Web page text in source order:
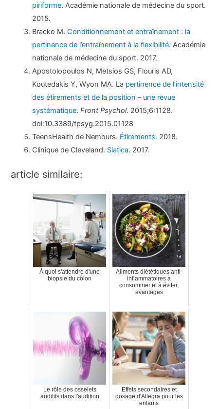
piriforme. Académie nationale de médecine du sport.
2015.
Bracko M.Conditionnement et entraînement : la
pertinence de l’entraînement à la flexibilité. Académie
nationale de médecine du sport. 2017.
Apostolopoulos N, Metsios GS, Flouris AD,
Koutedakis Y, Wyon MA. La pertinence de l’intensité
des étirements et de la position – une revue
systématique.Front Psychol. 2015;6:1128.
doi:10.3389/fpsyg.2015.01128
TeensHealth de Nemours. Étirements. 2018.
Clinique de Cleveland. Siatica. 2017.
article similaire:
À quoi s'attendre d'une
biopsie du côlon
Aliments diététiques anti-
inflammatoires à
consommer et à éviter,
avantages
Le rôle des osselets
auditifs dans l'audition
Effets secondaires et
dosage d'Allegra pour les
enfants